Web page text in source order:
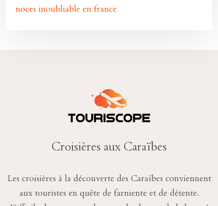
noces inoubliable en france
Croisières aux Caraïbes
Les croisières à la découverte des Caraïbes conviennent
aux touristes en quête de farniente et de détente.